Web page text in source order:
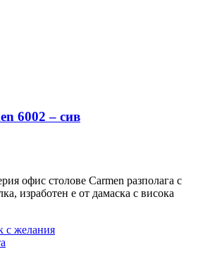
6002 – сив
офис столове Carmen разполага с
изработен е от дамаска с висока
с желания